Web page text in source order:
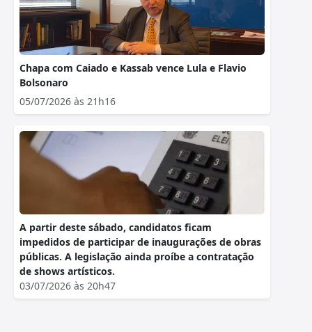
Chapa com Caiado e Kassab vence Lula e Flavio
Bolsonaro
05/07/2026 às 21h16
A partir deste sábado, candidatos ficam
impedidos de participar de inaugurações de obras
públicas. A legislação ainda proíbe a contratação
de shows artísticos.
03/07/2026 às 20h47